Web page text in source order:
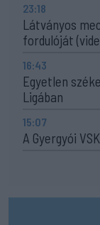
23:18
Látványos
fordulóját
16:43
Egyetlen
Ligában
15:07
A Gyergyói